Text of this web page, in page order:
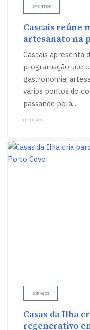
EVENTOS
Cascais reúne
artesanato na
Cascais apresenta
programação que
gastronomia,
vários pontos do
passando pela...
06-08-2026
ESPAÇOS
Casas da Ilha
regenerativo